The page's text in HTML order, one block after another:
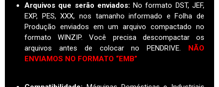
Arquivos que serão enviados: No formato DST, JEF,
EXP, PES, XXX, nos tamanho informado e Folha de
Produção enviados em um arquivo compactado no
formato WINZIP. Você precisa descompactar os
arquivos antes de colocar no PENDRIVE. NÃO
ENVIAMOS NO FORMATO “EMB”